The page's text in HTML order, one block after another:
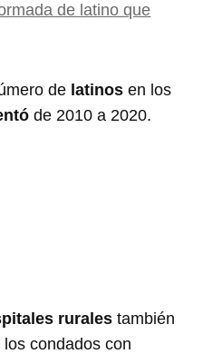
de latino que
de latinosen los
de 2010 a 2020.
rurales también
condados con